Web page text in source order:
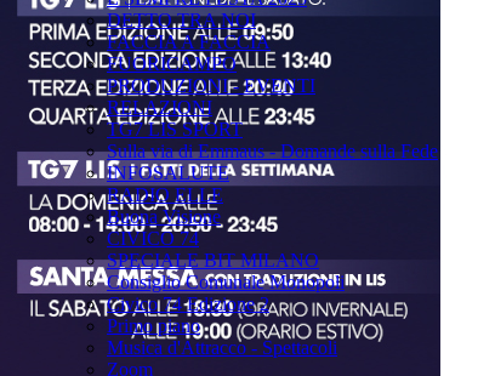
DETTO TRA NOI
FACCIA A FACCIA
FUORICAMPO
PRODUZIONI - EVENTI
RELAZIONI
TG7 LIS SPORT
Sulla via di Emmaus - Domande sulla Fede
INFOSALUTE
RADIO ELLE
Buona Visione
CIVICO 74
SPECIALE BIT MILANO
Consiglio Comunale Monopoli
Civico 74 Edizione 2
Primo piano
Musica d'Attracco - Spettacoli
Zoom